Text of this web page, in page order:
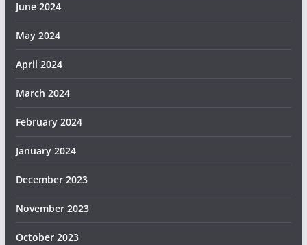
June 2024
May 2024
April 2024
March 2024
February 2024
January 2024
December 2023
November 2023
October 2023